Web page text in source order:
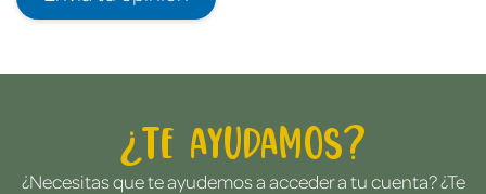
¿Te ayudamos?
¿Necesitas que te ayudemos a acceder a tu cuenta? ¿Te